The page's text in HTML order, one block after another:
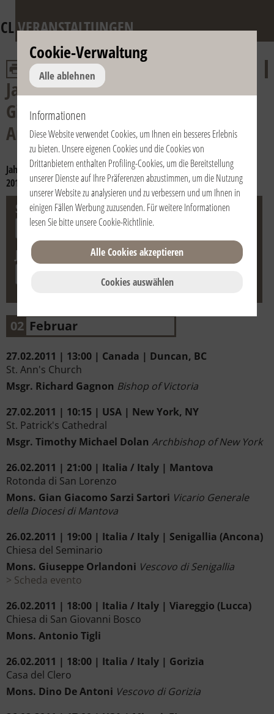
CLVERANSTALTUNGEN
Jahrestag des Todes von don
Giussani und der päpstlichen
Anerkennung der Fraternität
Jahr auswählen: 2024 2023 2022 2021 2020 2019 2018 2017
2016
2015 2014 2013 2012 2011 2010 2009 2008 2007 2006
Stadt Land
Jahr
02 Februar
27.02.2011 | 13:00 | Canada | Duncan, BC
St. Ann's Church
Msgr. Richard Gagnon Bishop of Victoria
27.02.2011 | 10:15 | USA | New York, NY
St. Patrick's Cathedral
Msgr. Timothy Michael Dolan Archbishop of New York
26.02.2011 | 21:00 | Italia / Italy | Mantova
Rotonda di San Lorenzo
Mons. Gian Giacomo Sarzi Sartori Vicario Generale
della Diocesi di Mantova
26.02.2011 | 19:00 | Italia / Italy | Senigallia (Ancona)
Chiesa del Seminario
Mons. Giuseppe Orlandoni Vescovo di Senigallia
Scheda evento
26.02.2011 | 18:00 | Italia / Italy | Viareggio (Lucca)
Chiesa di San Giovanni Bosco
Mons. Antonio Tigli
26.02.2011 | 18:00 | Italia / Italy | Gorizia
Casa del Clero
Mons. Dino De Antoni Vescovo di Gorizia
Cookie-Verwaltung
Alle ablehnen
Informationen
Diese Website verwendet Cookies, um Ihnen ein besseres Erlebnis
zu bieten. Unsere eigenen Cookies und die Cookies von
Drittanbietern enthalten Profiling-Cookies, um die Bereitstellung
unserer Dienste auf Ihre Präferenzen abzustimmen, um die Nutzung
unserer Website zu analysieren und zu verbessern und um Ihnen in
einigen Fällen Werbung zuzusenden. Für weitere Informationen
lesen Sie bitte unsereCookie-Richtlinie.
Cookies auswählen
Alle Cookies akzeptieren